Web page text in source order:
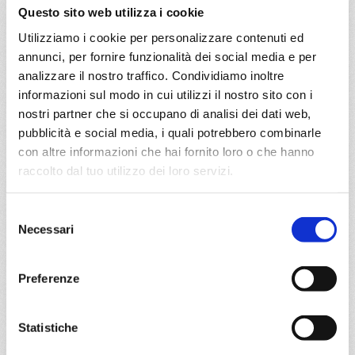
Questo sito web utilizza i cookie
Utilizziamo i cookie per personalizzare contenuti ed
annunci, per fornire funzionalità dei social media e per
analizzare il nostro traffico. Condividiamo inoltre
informazioni sul modo in cui utilizzi il nostro sito con i
nostri partner che si occupano di analisi dei dati web,
pubblicità e social media, i quali potrebbero combinarle
con altre informazioni che hai fornito loro o che hanno
raccolto dal tuo utilizzo dei loro servizi.
delNecessari
Preferenze
Statistiche
€ 1.675
a partire da
€ 1.675
DETTAGLI
daSouthampton
Southampton, Vigo, Madeira (funchal), Las Palmas,